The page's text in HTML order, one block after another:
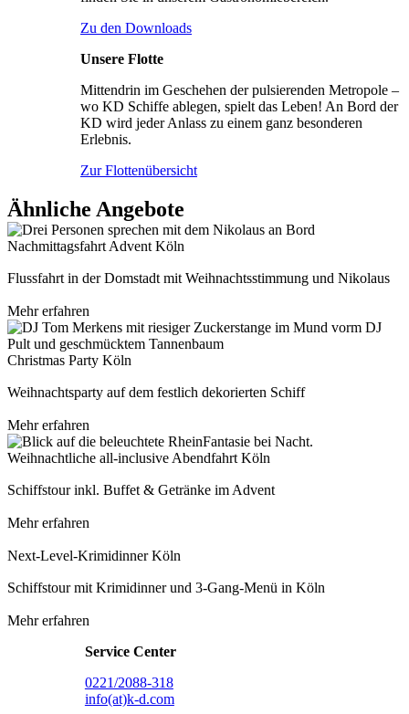
Zu den Downloads
Unsere Flotte
Mittendrin im Geschehen der pulsierenden Metropole –
wo KD Schiffe ablegen, spielt das Leben! An Bord der
KD wird jeder Anlass zu einem ganz besonderen
Erlebnis.
Zur Flottenübersicht
Ähnliche Angebote
Nachmittagsfahrt Advent Köln
Flussfahrt in der Domstadt mit Weihnachtsstimmung und Nikolaus
Mehr erfahren
Christmas Party Köln
Weihnachtsparty auf dem festlich dekorierten Schiff
Mehr erfahren
Weihnachtliche all-inclusive Abendfahrt Köln
Schiffstour inkl. Buffet & Getränke im Advent
Mehr erfahren
Next-Level-Krimidinner Köln
Schiffstour mit Krimidinner und 3-Gang-Menü in Köln
Mehr erfahren
Service Center
0221/2088-318
info(at)k-d.com